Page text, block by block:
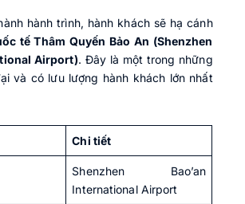
hành trình, hành khách sẽ hạ cánh
tế Thâm Quyến Bảo An (Shenzhen
Airport). Đây là một trong những
và có lưu lượng hành khách lớn nhất
Chi tiết
Shenzhen Bao’an
International Airport